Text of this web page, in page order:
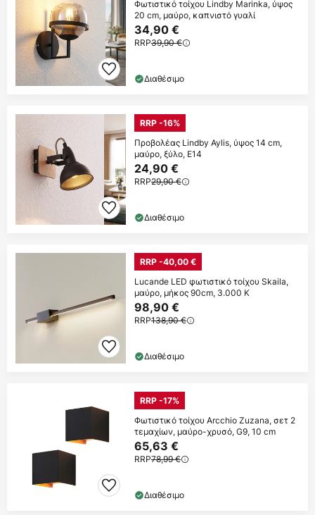
Φωτιστικό τοίχου Lindby Marinka, ύψος
20 cm, μαύρο, καπνιστό γυαλί
34,90 €
RRP39,90 €
Διαθέσιμο
RRP -16%
Προβολέας Lindby Aylis, ύψος 14 cm,
μαύρο, ξύλο, E14
24,90 €
RRP29,90 €
Διαθέσιμο
RRP -40,00 €
Lucande LED φωτιστικό τοίχου Skaila,
μαύρο, μήκος 90cm, 3.000 K
98,90 €
RRP138,90 €
Διαθέσιμο
RRP -17%
Φωτιστικό τοίχου Arcchio Zuzana, σετ 2
τεμαχίων, μαύρο-χρυσό, G9, 10 cm
65,63 €
RRP78,99 €
Διαθέσιμο